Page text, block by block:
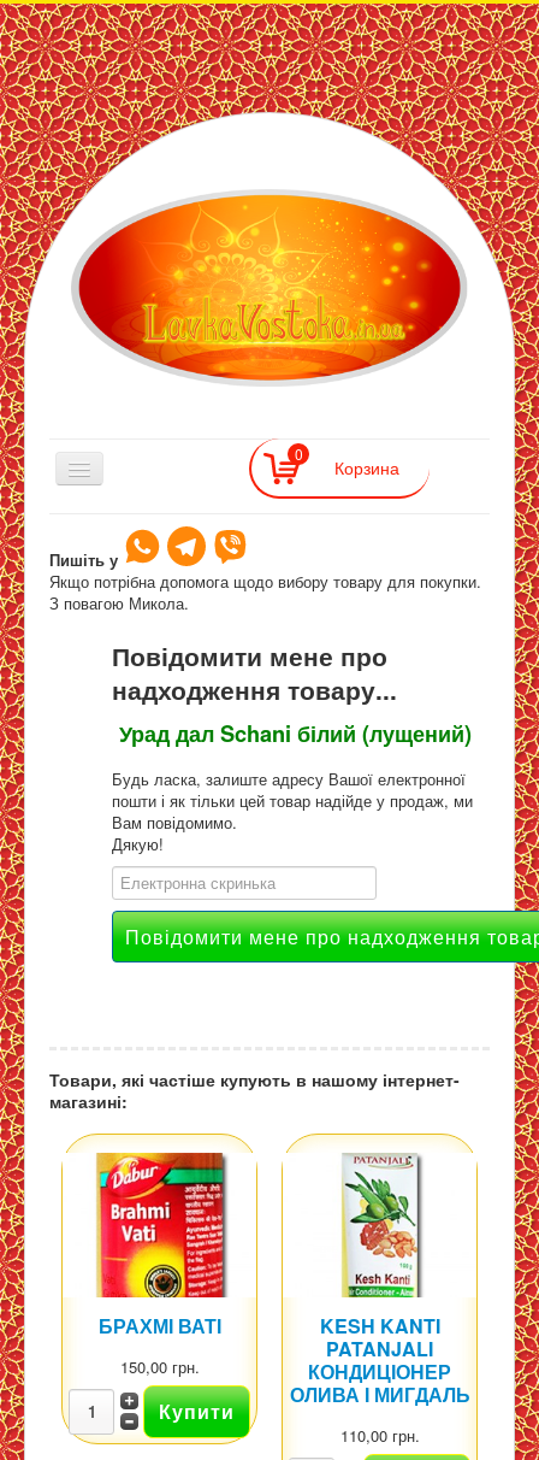
ЛавкаВостока
— інтернет
магазин
східних
товарів
0
Східна Лавка >> Продукти для здоров'я
Мунг дал, урад дал, нут
Урад дал Schani білий (лущений)
Пишіть у
Якщо потрібна допомога щодо вибору товару для покупки.
З повагою Микола.
Повідомити мене про
надходження товару...
Урад дал Schani білий (лущений)
Будь ласка, залиште адресу Вашої електронної
пошти і як тільки цей товар надійде у продаж, ми
Вам повідомимо.
Дякую!
Товари, які частіше купують в нашому інтернет-
магазині:
БРАХМІ ВАТІ
150,00 грн.
KESH KANTI
PATANJALI
КОНДИЦІОНЕР
ОЛИВА І МИГДАЛЬ
110,00 грн.